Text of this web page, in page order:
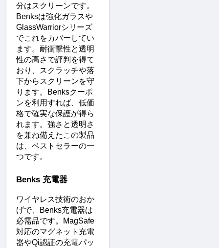
分はスクリーンです。
Benksは強化ガラスや
GlassWarriorシリーズ
でこれをカバーしてい
ます。耐衝撃性と透明
性の高さで評判を得て
おり、スクラッチや落
下からスクリーンを守
ります。Benksクーポ
ンを利用すれば、低価
格で確実な保護が得ら
れます。強さと透明さ
を兼ね備えたこの製品
は、ベストセラーの一
つです。
Benks 充電器
ワイヤレス技術のおか
げで、Benks充電器は
必需品です。MagSafe
対応のマグネット充電
器やQi認証の充電パッ